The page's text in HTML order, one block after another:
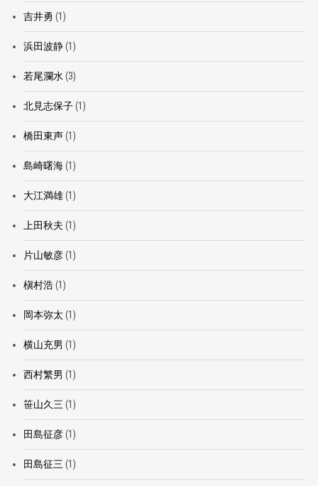
吉井勇 (1)
浜田波静(1)
若尾瀾水 (3)
北見志保子(1)
橋田東声(1)
島崎曙海(1)
大江満雄(1)
上田秋夫 (1)
片山敏彦(1)
槇村浩(1)
岡本弥太 (1)
横山充男 (1)
西村繁男 (1)
笹山久三 (1)
田島征彦(1)
田島征三 (1)